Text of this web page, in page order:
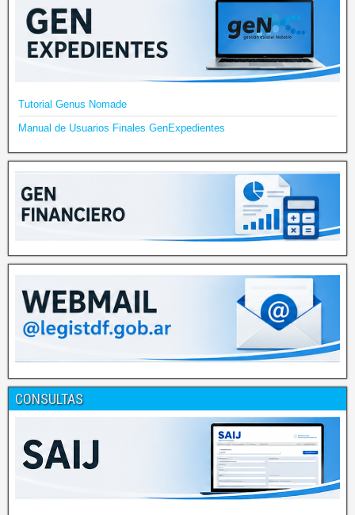
Tutorial Genus Nomade
Manual de Usuarios Finales GenExpedientes
CONSULTAS